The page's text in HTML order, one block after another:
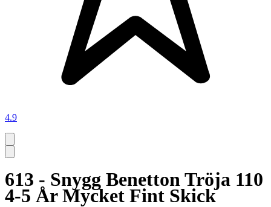
4.9
613 - Snygg Benetton Tröja 110
4-5 År Mycket Fint Skick